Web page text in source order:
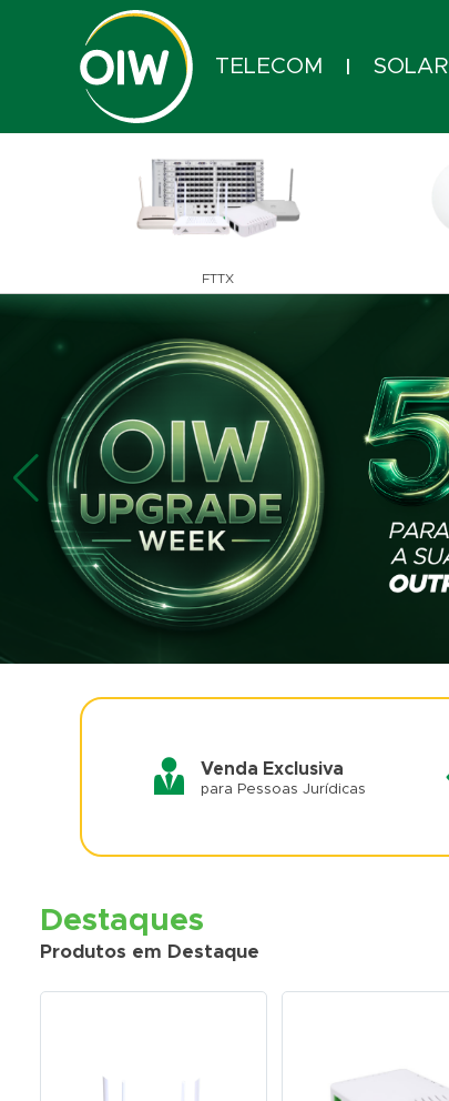
TELECOM SOLAR
FTTX
Venda Exclusiva
para Pessoas Jurídicas
Destaques
Produtos em Destaque